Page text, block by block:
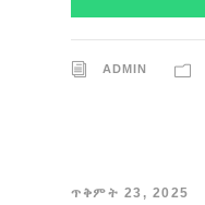
ADMIN
ጥቅምት 23, 2025